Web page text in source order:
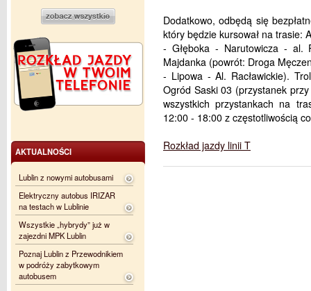
Dodatkowo, odbędą się
który będzie kursował na trasie:
- Głęboka - Narutowicza - al.
Majdanka (powrót: Droga
- Lipowa - Al. Racławickie).
Ogród Saski 03 (przystanek
wszystkich przystankach na
12:00 - 18:00 z częstotliwością
Rozkład jazdy linii T
AKTUALNOŚCI
Lublin z nowymi autobusami
Elektryczny autobus IRIZAR
na testach w Lublinie
Wszystkie „hybrydy” już w
zajezdni MPK Lublin
Poznaj Lublin z Przewodnikiem
w podróży zabytkowym
autobusem